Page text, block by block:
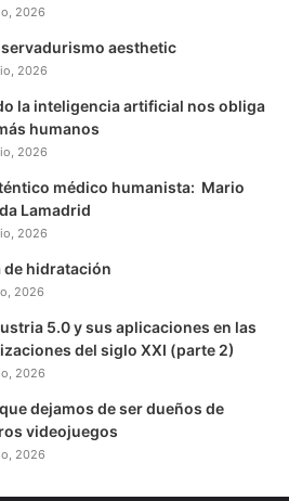
2026
aesthetic
2026
la inteligencia artificial nos obliga
humanos
2026
médico humanista: Mario
Lamadrid
2026
de hidratación
2026
5.0 y sus aplicaciones en las
del siglo XXI (parte 2)
2026
dejamos de ser dueños de
videojuegos
2026